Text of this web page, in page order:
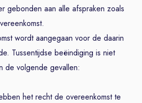
gebonden aan alle afspraken zoals
wordt aangegaan voor de daarin
Tussentijdse beëindiging is niet
de volgende gevallen:
het recht de overeenkomst te